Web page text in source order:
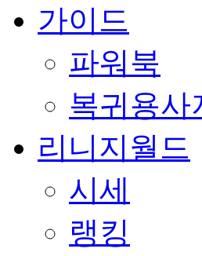
가이드
파워북
복귀용사
리니지월드
시세
랭킹